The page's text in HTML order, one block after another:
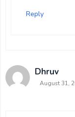
Reply
Dhruv
August 31,